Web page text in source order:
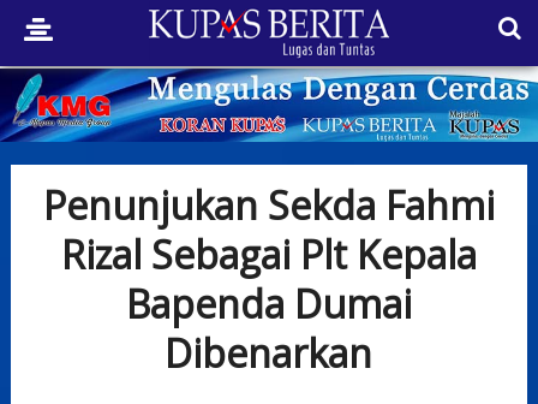
Penunjukan Sekda Fahmi
Rizal Sebagai Plt Kepala
Bapenda Dumai
Dibenarkan